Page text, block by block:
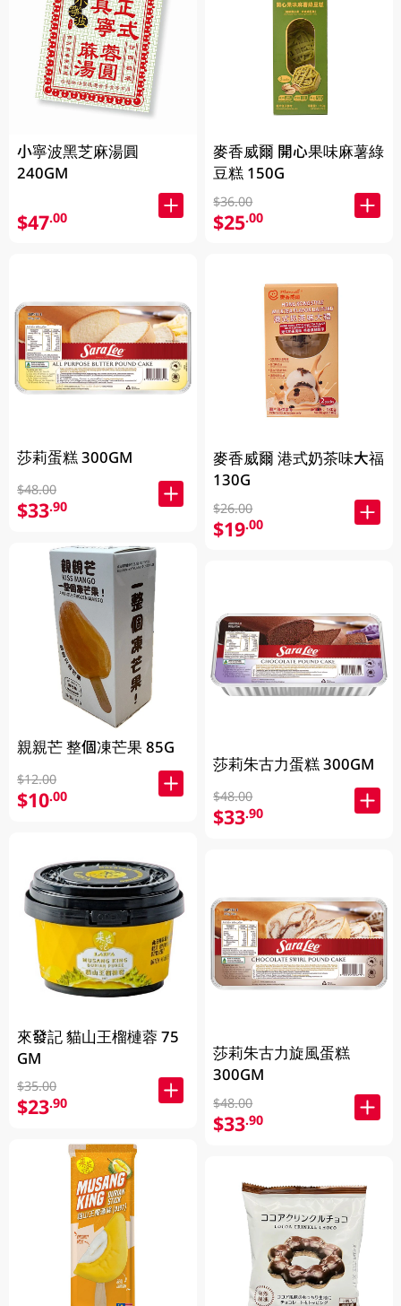
小寧波黑芝麻湯圓
240GM
$47.00
莎莉蛋糕 300GM
$48.00
$33.90
親親芒 整個凍芒果 85G
$12.00
$10.00
來發記 貓山王榴槤蓉 75
GM
$35.00
$23.90
麥香威爾 開心果味麻薯綠
豆糕 150G
$36.00
$25.00
麥香威爾 港式奶茶味大福
130G
$26.00
$19.00
莎莉朱古力蛋糕 300GM
$48.00
$33.90
莎莉朱古力旋風蛋糕
300GM
$48.00
$33.90